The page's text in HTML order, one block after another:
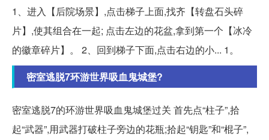
1、进入【后院场景】,点击梯子上面,找齐【转盘石头碎
片】,使其组合在一起; 点击左边的花盆,拿到第一个【冰冷
的徽章碎片】。 2、回到梯子下面,点击右边的小... 1。
密室逃脱7环游世界吸血鬼城堡?
密室逃脱7的环游世界吸血鬼城堡过关 首先点“柱子”,拾
起“武器”,用武器打破柱子旁边的花瓶;拾起“钥匙”和“棍子”,